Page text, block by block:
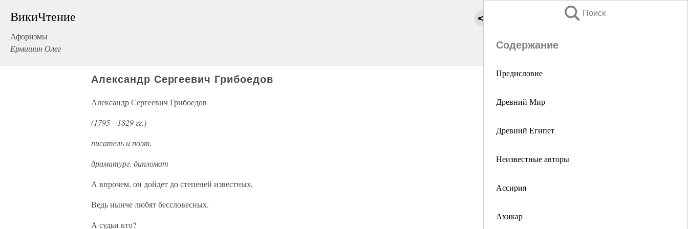
ВикиЧтение
Афоризмы
Ермишин Олег
Поиск
Содержание
Предисловие
Древний Мир
Древний Египет
Неизвестные авторы
Ассирия
Ахикар
Александр Сергеевич Грибоедов
Александр Сергеевич Грибоедов
(1795—1829 гг.)
писатель и поэт,
драматург, дипломат
А впрочем, он дойдет до степеней известных,
Ведь нынче любят бессловесных.
А судьи кто?